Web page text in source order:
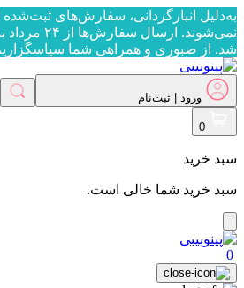
نمی‌شوند.
شد. از صبوری و همراهی شما
ورود | ثبت‌نام
0
سبد خرید
سبد خرید شما خالی است.
0